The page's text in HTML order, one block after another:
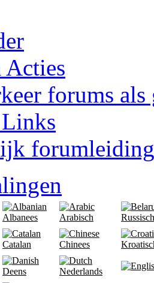
Acties
forums als
forumleiding
Albanees Arabisch
Catalan Chinees
Deens Nederlands